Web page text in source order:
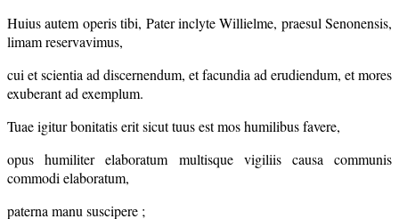
Huius autem operis tibi, Pater inclyte Willielme, praesul Senonensis,
limam reservavimus,
cui et scientia ad discernendum, et facundia ad erudiendum, et mores
exuberant ad exemplum.
Tuae igitur bonitatis erit sicut tuus est mos humilibus favere,
opus humiliter elaboratum multisque vigiliis causa communis
commodi elaboratum,
paterna manu suscipere ;